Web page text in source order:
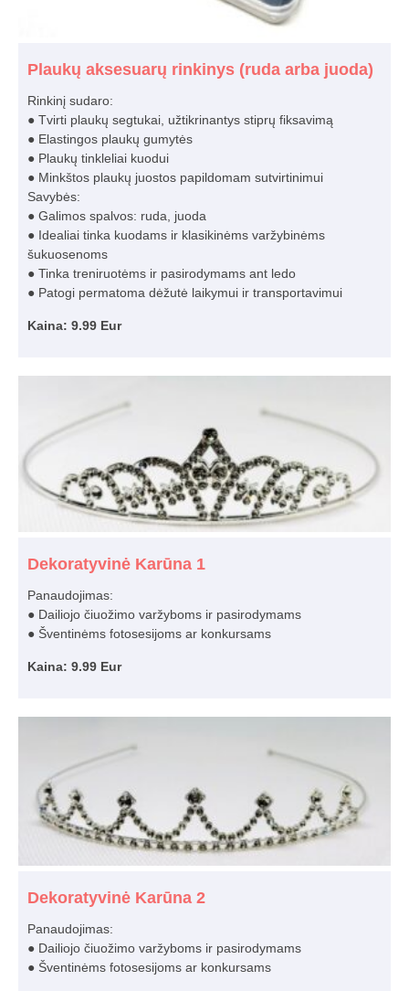
Plaukų aksesuarų rinkinys (ruda arba juoda)
Rinkinį sudaro:
● Tvirti plaukų segtukai, užtikrinantys stiprų fiksavimą
● Elastingos plaukų gumytės
● Plaukų tinkleliai kuodui
● Minkštos plaukų juostos papildomam sutvirtinimui
Savybės:
● Galimos spalvos: ruda, juoda
● Idealiai tinka kuodams ir klasikinėms varžybinėms
šukuosenoms
● Tinka treniruotėms ir pasirodymams ant ledo
● Patogi permatoma dėžutė laikymui ir transportavimui
Kaina: 9.99 Eur
Dekoratyvinė Karūna 1
Panaudojimas:
● Dailiojo čiuožimo varžyboms ir pasirodymams
● Šventinėms fotosesijoms ar konkursams
Kaina: 9.99 Eur
Dekoratyvinė Karūna 2
Panaudojimas:
● Dailiojo čiuožimo varžyboms ir pasirodymams
● Šventinėms fotosesijoms ar konkursams